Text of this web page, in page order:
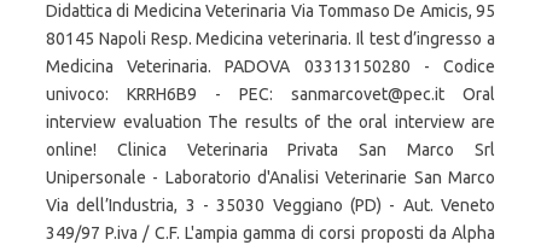
Didattica di Medicina Veterinaria Via Tommaso De Amicis, 95
80145 Napoli Resp. Medicina veterinaria. Il test d’ingresso a
Medicina Veterinaria. PADOVA 03313150280 - Codice
univoco: KRRH6B9 - PEC: sanmarcovet@pec.it Oral
interview evaluation The results of the oral interview are
online! Clinica Veterinaria Privata San Marco Srl
Unipersonale - Laboratorio d'Analisi Veterinarie San Marco
Via dell’Industria, 3 - 35030 Veggiano (PD) - Aut. Veneto
349/97 P.iva / C.F. L'ampia gamma di corsi proposti da Alpha